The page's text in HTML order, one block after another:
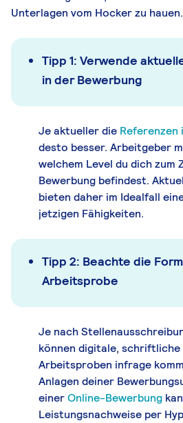
Unterlagen vom Hocker zu hauen.
Tipp 1: Verwende
in der Bewerbung
Je aktueller die Referenzen
desto besser. Arbeitgeber
welchem Level du dich zum
Bewerbung befindest.
bieten daher im Idealfall
jetzigen Fähigkeiten.
Tipp 2: Beachte die
Arbeitsprobe
Je nach
können digitale, schriftliche
Arbeitsproben infrage
Anlagen deiner
einerOnline-Bewerbung
Leistungsnachweise per